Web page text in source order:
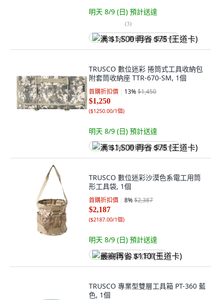
明天 8/9 (日) 預計送達
(3)
满 $1,500 再省 $75 (王道卡)
TRUSCO 數位迷彩 捲筒式工具收納包
附套筒收納座 TTR-670-SM, 1個
首購折扣價 13%$1,450
$1,250
($1250.00/1個)
明天 8/9 (日) 預計送達
满 $1,500 再省 $75 (王道卡)
TRUSCO 數位迷彩沙漠色系電工用筒
形工具袋, 1個
首購折扣價 8%$2,387
$2,187
($2187.00/1個)
明天 8/9 (日) 預計送達
最高再省 $110 (王道卡)
TRUSCO 專業型雙層工具箱 PT-360 藍
色, 1個